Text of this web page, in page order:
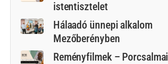
istentisztelet
Hálaadó ünnepi alkalom
Mezőberényben
Reményfilmek – Porcsalmai